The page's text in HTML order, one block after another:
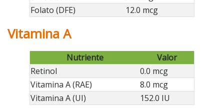
Folato (DFE)
12.0 mcg
Vitamina A
Nutriente
Valor
Retinol
0.0 mcg
Vitamina A (RAE)
8.0 mcg
Vitamina A (UI)
152.0 IU